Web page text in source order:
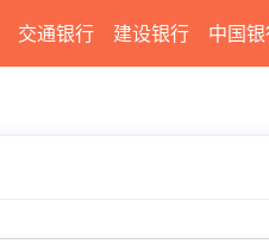
交通银行 建设银行 中国